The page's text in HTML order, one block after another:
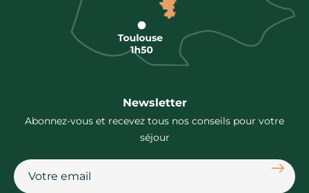
Newsletter
Abonnez-vous et recevez tous nos conseils pour votre
séjour